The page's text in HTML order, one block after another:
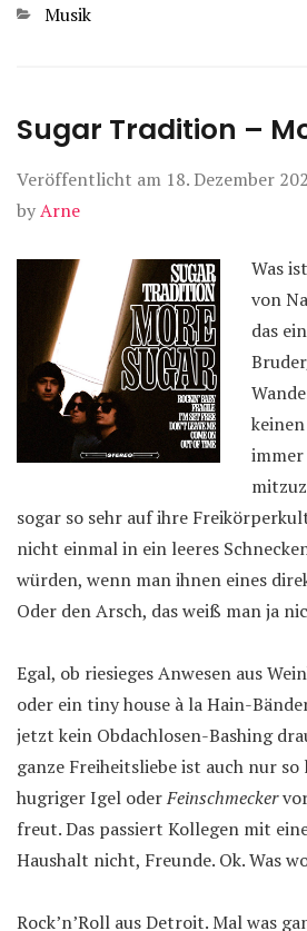
Kategorien
Musik
Sugar Tradition –
Veröffentlicht am 18. Dezember
byArne
Was
von
das
immer
sogar so sehr auf ihre
nicht einmal in ein leeres
würden, wenn man ihnen eines
Oder den Arsch, das weiß man ja
Egal, ob riesieges Anwesen aus
oder ein tiny house à la Hain-
jetzt kein Obdachlosen-Bashing
ganze Freiheitsliebe ist auch nur so
hugriger Igel oderFeinschmecker
freut. Das passiert Kollegen mit
Haushalt nicht, Freunde. Ok. Was
Rock’n’Roll aus Detroit. Mal was